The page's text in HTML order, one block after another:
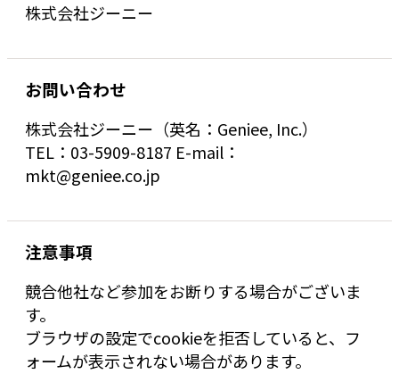
株式会社ジーニー
お問い合わせ
株式会社ジーニー（英名：Geniee, Inc.）
TEL：03-5909-8187 E-mail：
mkt@geniee.co.jp
注意事項
競合他社など参加をお断りする場合がございま
す。
ブラウザの設定でcookieを拒否していると、フ
ォームが表示されない場合があります。